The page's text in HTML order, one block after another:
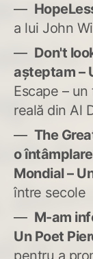
a lui John
Don't
așteptam –
Escape –
reală din Al
The
o
Mondial –
între secole
M-am
Un Poet